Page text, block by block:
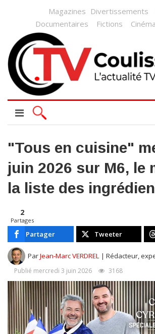
Magazines Divertissements
Documentaires
Fictions Cinéma
"Tous en cuisine"
juin 2026 sur M6, le
la liste des
2
Partages
Partager Tweeter
ParJean-Marc VERDREL | Rédacteur,
Publié mercredi 3 juin 2026 3168